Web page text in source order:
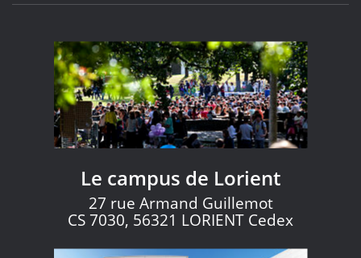
Le campus de Lorient
27 rue Armand Guillemot
CS 7030, 56321 LORIENT Cedex